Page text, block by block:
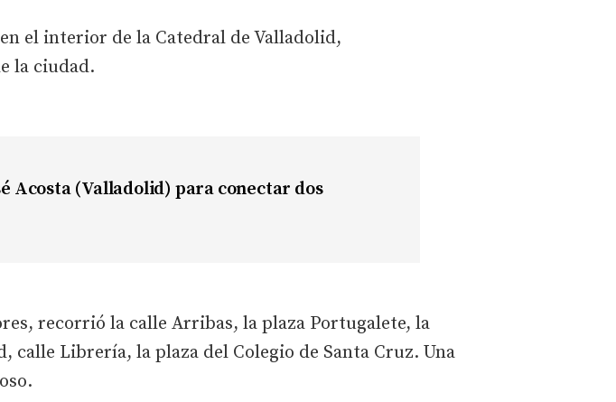
el interior de la Catedral de Valladolid,
la ciudad.
Acosta (Valladolid) para conectar dos
recorrió la calle Arribas, la plaza Portugalete, la
calle Librería, la plaza del Colegio de Santa Cruz. Una